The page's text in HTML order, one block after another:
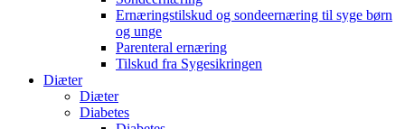
Ernæringstilskud og sondeernæring til syge børn
og unge
Parenteral ernæring
Tilskud fra Sygesikringen
Diæter
Diæter
Diabetes